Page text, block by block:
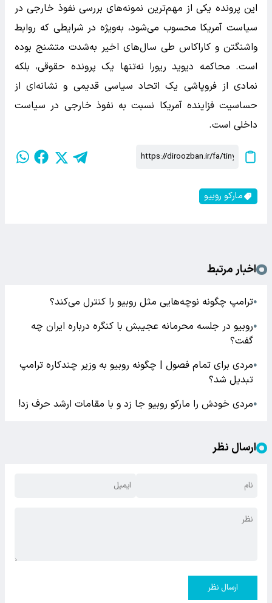
این پرونده یکی از مهم‌ترین نمونه‌های بررسی نفوذ خارجی در
سیاست آمریکا محسوب می‌شود، به‌ویژه در شرایطی که روابط
واشنگتن و کاراکاس طی سال‌های اخیر به‌شدت متشنج بوده
است. محاکمه دیوید ریورا نه‌تنها یک پرونده حقوقی، بلکه
نمادی از فروپاشی یک اتحاد سیاسی قدیمی و نشانه‌ای از
حساسیت فزاینده آمریکا نسبت به نفوذ خارجی در سیاست
داخلی است.
مارکو روبیو
اخبار مرتبط
●ترامپ چگونه نوچه‌هایی مثل روبیو را کنترل می‌کند؟
●روبیو در جلسه محرمانه عجیبش با کنگره درباره ایران چه
گفت؟
●مردی برای تمام فصول | چگونه روبیو به وزیر چندکاره ترامپ
تبدیل شد؟
●مردی خودش را مارکو روبیو جا زد و با مقامات ارشد حرف زد!
ارسال نظر
ارسال نظر